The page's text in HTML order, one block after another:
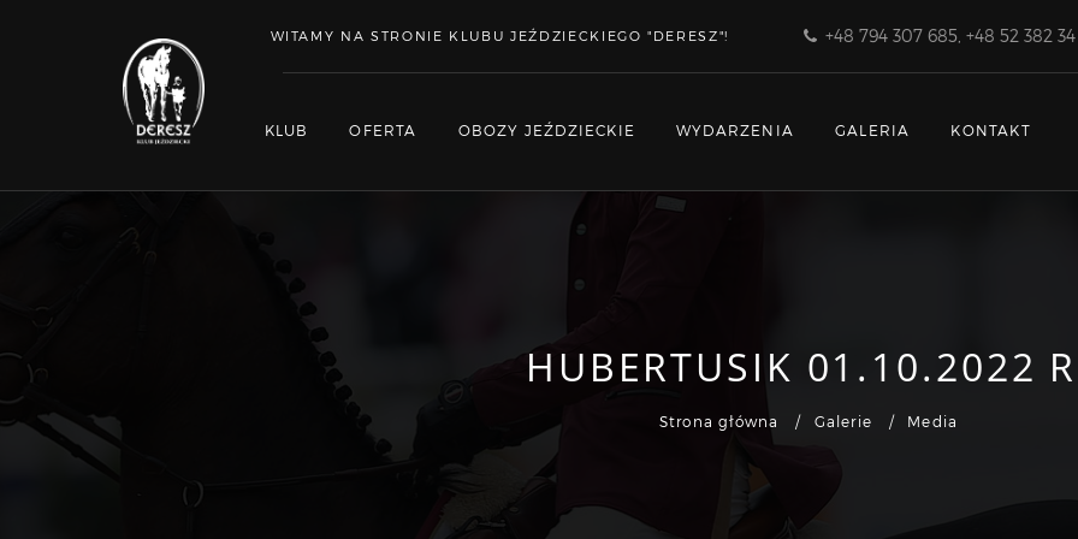
WITAMY NA STRONIE KLUBU JEŹDZIECKIEGO "DERESZ"! +48 794 307 685, +48 52 382
KLUB OFERTA OBOZY JEŹDZIECKIE WYDARZENIA GALERIA KONTAKT
HUBERTUSIK 01.10.2022
Strona główna Galerie Media